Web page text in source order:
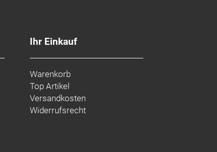
Ihr Einkauf
Warenkorb
Top Artikel
Versandkosten
Widerrufsrecht